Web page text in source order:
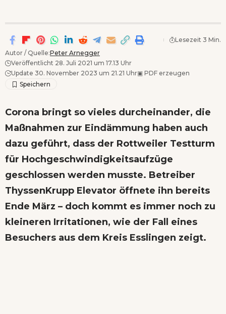
Autor / Quelle:Peter Arnegger
Veröffentlicht 28. Juli 2021 um 17.13 Uhr
Update 30. November 2023 um 21.21 Uhr▣ PDF erzeugen
Lesezeit 3 Min.
Corona bringt so vieles durcheinander, die
Maßnahmen zur Eindämmung haben auch
dazu geführt, dass der Rottweiler Testturm
für Hochgeschwindigkeitsaufzüge
geschlossen werden musste. Betreiber
ThyssenKrupp Elevator öffnete ihn bereits
Ende März – doch kommt es immer noch zu
kleineren Irritationen, wie der Fall eines
Besuchers aus dem Kreis Esslingen zeigt.